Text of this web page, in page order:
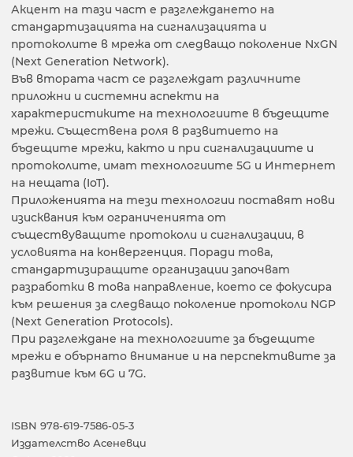
Акцент на тази част е разглеждането на
стандартизацията на сигнализацията и
протоколите в мрежа от следващо поколение NхGN
(Next Generation Network).
Във втората част се разглеждат различните
приложни и системни аспекти на
характеристиките на технологиите в бъдещите
мрежи. Съществена роля в развитието на
бъдещите мрежи, както и при сигнализациите и
протоколите, имат технологиите 5G и Интернет
на нещата (IoT).
Приложенията на тези технологии поставят нови
изисквания към ограниченията от
съществуващите протоколи и сигнализации, в
условията на конвергенция. Поради това,
стандартизиращите организации започват
разработки в това направление, което се фокусира
към решения за следващо поколение протоколи NGP
(Next Generation Protocols).
При разглеждане на технологиите за бъдещите
мрежи е обърнато внимание и на перспективите за
развитие към 6G и 7G.
ISBN 978-619-7586-05-3
Издателство Асеневци